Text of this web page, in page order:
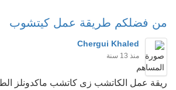
من فضلكم طريقة عمل كيتشوب
Chergui Khaled
منذ 13 سنة
ريقة عمل الكاتشب زى كاتشب ماكدونلز